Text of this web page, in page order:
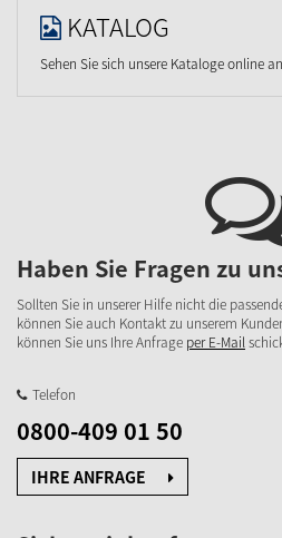
KATALOG
Sehen Sie sich unsere Kataloge online an
Haben Sie Fragen zu
Sollten Sie in unserer Hilfe nicht die
können Sie auch Kontakt zu unserem
können Sie uns Ihre Anfrage per E-Mail
Telefon
0800-409 01 50
IHRE ANFRAGE